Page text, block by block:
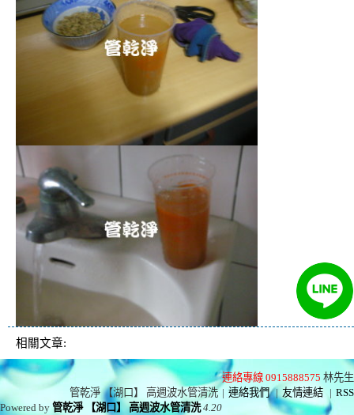
相關文章:
連絡專線 0915888575 林先生
管乾淨 【湖口】 高週波水管清洗 | 連絡我們 | 友情連結 | RSS
Powered by管乾淨 【湖口】 高週波水管清洗 4.20